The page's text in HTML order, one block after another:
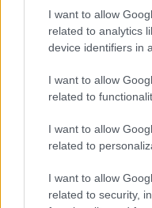
I want to allow
related to analytics
device identifiers in
I want to allow
related to
I want to allow
related to
I want to allow
related to security,
Πολιτισμός|
Μενδώνη:
για την
Σπηλαίων
Η υπουργός
επιστολή στην
συμπαράσταση
επίθεση της 15ης
προκάλεσε
του Κιέβου